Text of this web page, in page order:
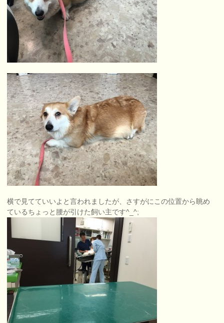
横で見てていいよと言われましたが、さすがにこの位置から眺め
ているちょっと腰が引けた飼い主です^_^;